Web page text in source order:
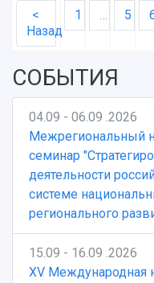
<
Назад
1 … 5
СОБЫТИЯ
04.09 - 06.09 .2026
Межрегиональный
семинар
деятельности
системе
регионального
15.09 - 16.09 .2026
XV Международная